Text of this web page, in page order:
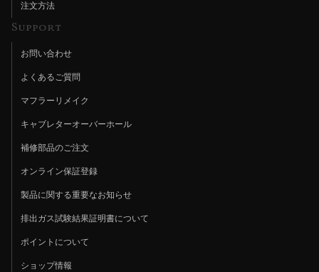
注文方法
Support
お問い合わせ
よくあるご質問
マフラーリメイク
キャブレターオーバーホール
補修部品のご注文
オンライン保証登録
製品に関する重要なお知らせ
排出ガス試験結果証明書について
ポイントについて
ショップ情報